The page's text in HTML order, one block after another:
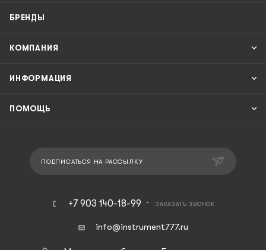
БРЕНДЫ
КОМПАНИЯ
ИНФОРМАЦИЯ
ПОМОЩЬ
ПОДПИСАТЬСЯ НА РАССЫЛКУ
+7 903 140-18-99 ЗАКАЗАТЬ ЗВОНОК
info@instrument777.ru